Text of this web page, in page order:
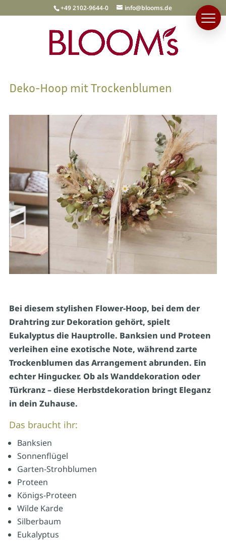
+49 2102-9644-0 info@blooms.de
Deko-Hoop mit Trockenblumen
Bei diesem stylishen Flower-Hoop, bei dem der
Drahtring zur Dekoration gehört, spielt
Eukalyptus die Hauptrolle. Banksien und Proteen
verleihen eine exotische Note, während zarte
Trockenblumen das Arrangement abrunden. Ein
echter Hingucker. Ob als Wanddekoration oder
Türkranz – diese Herbstdekoration bringt Eleganz
in dein Zuhause.
Das braucht ihr:
Banksien
Sonnenflügel
Garten-Strohblumen
Proteen
Königs-Proteen
Wilde Karde
Silberbaum
Eukalyptus